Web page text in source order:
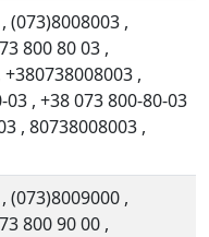
, (073)8008003 ,
800 80 03 ,
+380738008003 ,
03 , +38 073 800-80-03
, 80738008003 ,
, (073)8009000 ,
800 90 00 ,